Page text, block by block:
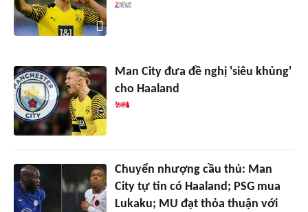
Man City đưa đề nghị 'siêu khủng'
cho Haaland
Chuyển nhượng cầu thủ: Man
City tự tin có Haaland; PSG mua
Lukaku; MU đạt thỏa thuận với